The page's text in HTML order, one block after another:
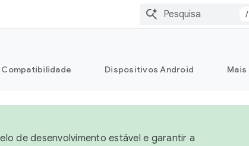
/
Compatibilidade Dispositivos Android Mais
de desenvolvimento estável e garantir a